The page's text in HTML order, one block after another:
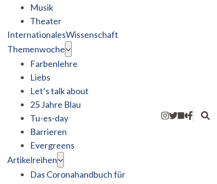
Musik
Theater
InternationalesWissenschaft
Themenwoche
Farbenlehre
Liebs
Let’s talk about
25 Jahre Blau
Tu-es-day
Barrieren
Evergreens
Artikelreihen
Das Coronahandbuch für